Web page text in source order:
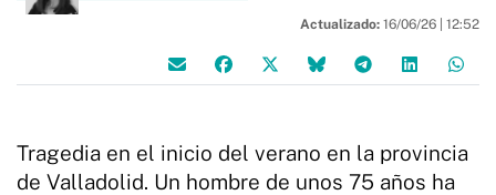
Actualizado: 16/06/26 | 12:52
Tragedia en el inicio del verano en la provincia
de Valladolid. Un hombre de unos 75 años ha